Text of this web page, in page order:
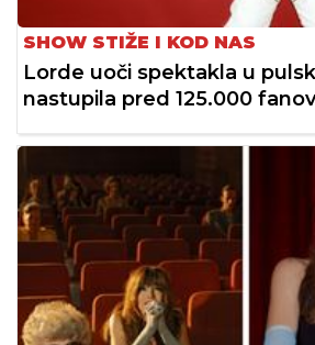
SHOW STIŽE I KOD NAS
Lorde uoči spektakla u
nastupila pred 125.000